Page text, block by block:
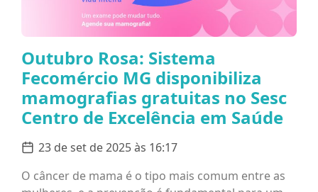
Outubro Rosa: Sistema
Fecomércio MG disponibiliza
mamografias gratuitas no Sesc
Centro de Excelência em Saúde
23 de set de 2025 às 16:17
O câncer de mama é o tipo mais comum entre as